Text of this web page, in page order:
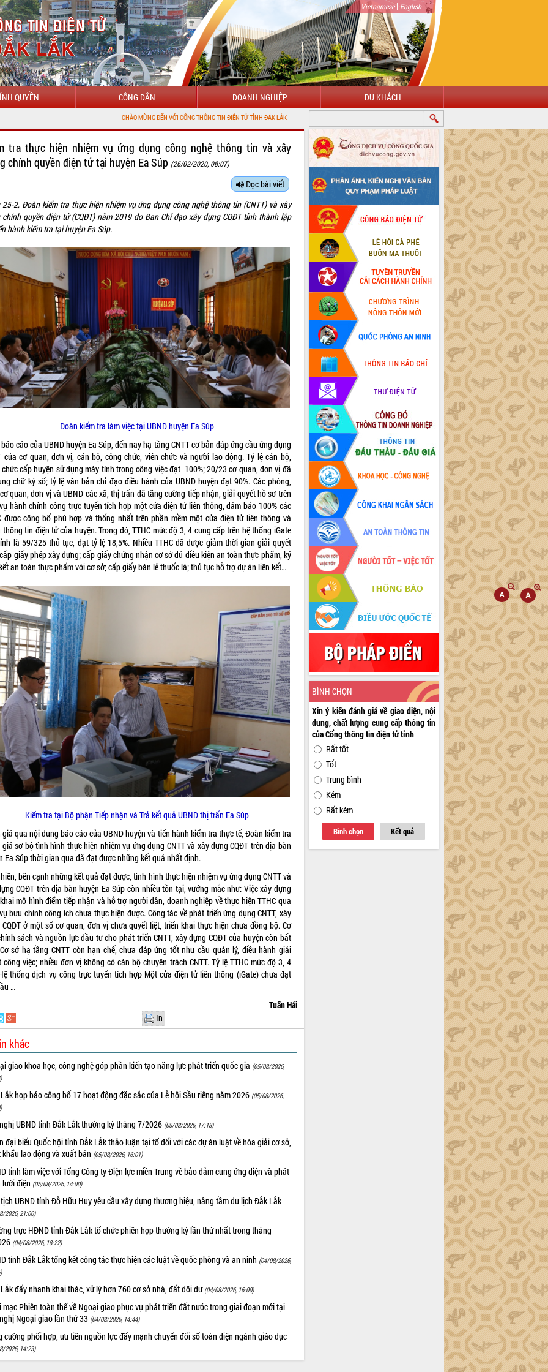
Vietnamese| English
QUYỀN CÔNG DÂN DOANH NGHIỆP DU KHÁCH
CHÀO MỪNG ĐẾN VỚI CỔNG THÔNG TIN ĐIỆN TỬ TỈNH ĐẮK LẮK
tra thực hiện nhiệm vụ ứng dụng công nghệ thông tin và xây
chính quyền điện tử tại huyện Ea Súp (26/02/2020, 08:07)
Đọc bài viết
25-2, Đoàn kiểm tra thực hiện nhiệm vụ ứng dụng công nghệ thông tin (CNTT) và xây
chính quyền điện tử (CQĐT) năm 2019 do Ban Chỉ đạo xây dựng CQĐT tỉnh thành lập
hành kiểm tra tại huyện Ea Súp.
Đoàn kiểm tra làm việc tại UBND huyện Ea Súp
cáo của UBND huyện Ea Súp, đến nay hạ tầng CNTT cơ bản đáp ứng cầu ứng dụng
của cơ quan, đơn vị, cán bộ, công chức, viên chức và người lao động. Tỷ lệ cán bộ,
cấp huyện sử dụng máy tính trong công việc đạt 100%; 20/23 cơ quan, đơn vị đã
chữ ký số; tỷ lệ văn bản chỉ đạo điều hành của UBND huyện đạt 90%. Các phòng,
quan, đơn vị và UBND các xã, thị trấn đã tăng cường tiếp nhận, giải quyết hồ sơ trên
hành chính công trực tuyến tích hợp một cửa điện tử liên thông, đảm bảo 100% các
được công bố phù hợp và thống nhất trên phần mềm một cửa điện tử liên thông và
thông tin điện tử của huyện. Trong đó, TTHC mức độ 3, 4 cung cấp trên hệ thống iGate
là 59/325 thủ tục, đạt tỷ lệ 18,5%. Nhiều TTHC đã được giảm thời gian giải quyết
giấy phép xây dựng; cấp giấy chứng nhận cơ sở đủ điều kiện an toàn thực phẩm, ký
an toàn thực phẩm với cơ sở; cấp giấy bán lẻ thuốc lá; thủ tục hỗ trợ dự án liên kết…
Kiểm tra tại Bộ phận Tiếp nhận và Trả kết quả UBND thị trấn Ea Súp
qua nội dung báo cáo của UBND huyện và tiến hành kiểm tra thực tế, Đoàn kiểm tra
sơ bộ tình hình thực hiện nhiệm vụ ứng dụng CNTT và xây dựng CQĐT trên địa bàn
Ea Súp thời gian qua đã đạt được những kết quả nhất định.
bên cạnh những kết quả đạt được, tình hình thực hiện nhiệm vụ ứng dụng CNTT và
CQĐT trên địa bàn huyện Ea Súp còn nhiều tồn tại, vướng mắc như: Việc xây dựng
mô hình điểm tiếp nhận và hỗ trợ người dân, doanh nghiệp về thực hiện TTHC qua
bưu chính công ích chưa thực hiện được. Công tác về phát triển ứng dụng CNTT, xây
ở một số cơ quan, đơn vị chưa quyết liệt, triển khai thực hiện chưa đồng bộ. Cơ
sách và nguồn lực đầu tư cho phát triển CNTT, xây dựng CQĐT của huyện còn bất
sở hạ tầng CNTT còn hạn chế, chưa đáp ứng tốt nhu cầu quản lý, điều hành giải
công việc; nhiều đơn vị không có cán bộ chuyên trách CNTT. Tỷ lệ TTHC mức độ 3, 4
thống dịch vụ công trực tuyến tích hợp Một cửa điện tử liên thông (iGate) chưa đạt
…
Tuấn Hải
In
khác
giao khoa học, công nghệ góp phần kiến tạo năng lực phát triển quốc gia (05/08/2026,
họp báo công bố 17 hoạt động đặc sắc của Lễ hội Sầu riêng năm 2026 (05/08/2026,
UBND tỉnh Đắk Lắk thường kỳ tháng 7/2026 (05/08/2026, 17:18)
đại biểu Quốc hội tỉnh Đắk Lắk thảo luận tại tổ đối với các dự án luật về hòa giải cơ sở,
khẩu lao động và xuất bản (05/08/2026, 16:01)
tỉnh làm việc với Tổng Công ty Điện lực miền Trung về bảo đảm cung ứng điện và phát
lưới điện (05/08/2026, 14:00)
UBND tỉnh Đỗ Hữu Huy yêu cầu xây dựng thương hiệu, nâng tầm du lịch Đắk Lắk
2026, 21:00)
trực HĐND tỉnh Đắk Lắk tổ chức phiên họp thường kỳ lần thứ nhất trong tháng
(04/08/2026, 18:22)
tỉnh Đắk Lắk tổng kết công tác thực hiện các luật về quốc phòng và an ninh (04/08/2026,
đẩy nhanh khai thác, xử lý hơn 760 cơ sở nhà, đất dôi dư (04/08/2026, 16:00)
mạc Phiên toàn thể về Ngoại giao phục vụ phát triển đất nước trong giai đoạn mới tại
Ngoại giao lần thứ 33 (04/08/2026, 14:44)
cường phối hợp, ưu tiên nguồn lực đẩy mạnh chuyển đổi số toàn diện ngành giáo dục
2026, 14:23)
BÌNH CHỌN
Xin ý kiến đánh giá về giao diện, nội
dung, chất lượng cung cấp thông tin
của Cổng thông tin điện tử tỉnh
Rất tốt
Tốt
Trung bình
Kém
Rất kém
Bình chọn Kết quả